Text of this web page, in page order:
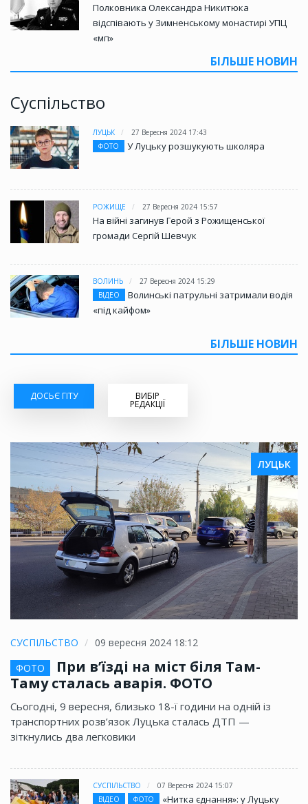
Полковника Олександра Никитюка
відспівають у Зимненському монастирі УПЦ
«мп»
БІЛЬШЕ НОВИН
Суспільство
ЛУЦЬК
27 Вересня 2024 17:43
ФОТО
У Луцьку розшукують школяра
РОЖИЩЕ 27 Вересня 2024 15:57
На війні загинув Герой з Рожищенської
громади Сергій Шевчук
ВОЛИНЬ
27 Вересня 2024 15:29
ВІДЕО
Волинські патрульні затримали водія
«під кайфом»
БІЛЬШЕ НОВИН
ДОСЬЄ ГІТУ ВИБІР
РЕДАКЦІЇ
ЛУЦЬК
СУСПІЛЬСТВО
09 вересня 2024 18:12
ФОТО
При в’їзді на міст біля Там-
Таму сталась аварія. ФОТО
Сьогодні, 9 вересня, близько 18-ї години на одній із
транспортних розв’язок Луцька сталась ДТП —
зіткнулись два легковики
СУСПІЛЬСТВО
07 Вересня 2024 15:07
ВІДЕО
ФОТО «Нитка єднання»: у Луцьку